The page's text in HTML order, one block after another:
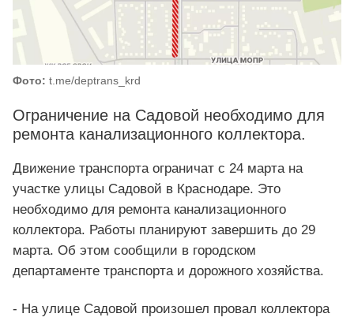
Фото: t.me/deptrans_krd
Ограничение на Садовой необходимо для
ремонта канализационного коллектора.
Движение транспорта ограничат с 24 марта на
участке улицы Садовой в Краснодаре. Это
необходимо для ремонта канализационного
коллектора. Работы планируют завершить до 29
марта. Об этом сообщили в городском
департаменте транспорта и дорожного хозяйства.
- На улице Садовой произошел провал коллектора